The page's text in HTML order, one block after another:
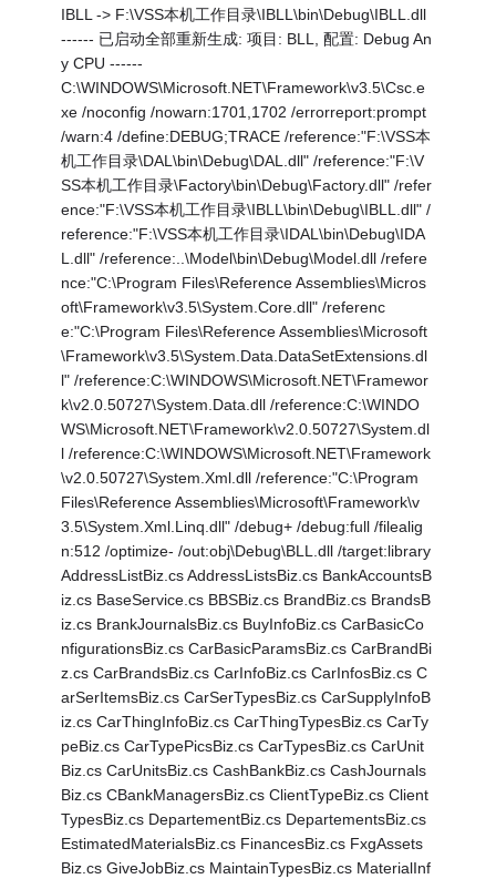
IBLL -> F:\VSS本机工作目录\IBLL\bin\Debug\IBLL.dll
------ 已启动全部重新生成: 项目: BLL, 配置: Debug An
y CPU ------
C:\WINDOWS\Microsoft.NET\Framework\v3.5\Csc.e
xe /noconfig /nowarn:1701,1702 /errorreport:prompt
/warn:4 /define:DEBUG;TRACE /reference:"F:\VSS本
机工作目录\DAL\bin\Debug\DAL.dll" /reference:"F:\V
SS本机工作目录\Factory\bin\Debug\Factory.dll" /refer
ence:"F:\VSS本机工作目录\IBLL\bin\Debug\IBLL.dll" /
reference:"F:\VSS本机工作目录\IDAL\bin\Debug\IDA
L.dll" /reference:..\Model\bin\Debug\Model.dll /refere
nce:"C:\Program Files\Reference Assemblies\Micros
oft\Framework\v3.5\System.Core.dll" /referenc
e:"C:\Program Files\Reference Assemblies\Microsoft
\Framework\v3.5\System.Data.DataSetExtensions.dl
l" /reference:C:\WINDOWS\Microsoft.NET\Framewor
k\v2.0.50727\System.Data.dll /reference:C:\WINDO
WS\Microsoft.NET\Framework\v2.0.50727\System.dl
l /reference:C:\WINDOWS\Microsoft.NET\Framework
\v2.0.50727\System.Xml.dll /reference:"C:\Program
Files\Reference Assemblies\Microsoft\Framework\v
3.5\System.Xml.Linq.dll" /debug+ /debug:full /filealig
n:512 /optimize- /out:obj\Debug\BLL.dll /target:library
AddressListBiz.cs AddressListsBiz.cs BankAccountsB
iz.cs BaseService.cs BBSBiz.cs BrandBiz.cs BrandsB
iz.cs BrankJournalsBiz.cs BuyInfoBiz.cs CarBasicCo
nfigurationsBiz.cs CarBasicParamsBiz.cs CarBrandBi
z.cs CarBrandsBiz.cs CarInfoBiz.cs CarInfosBiz.cs C
arSerItemsBiz.cs CarSerTypesBiz.cs CarSupplyInfoB
iz.cs CarThingInfoBiz.cs CarThingTypesBiz.cs CarTy
peBiz.cs CarTypePicsBiz.cs CarTypesBiz.cs CarUnit
Biz.cs CarUnitsBiz.cs CashBankBiz.cs CashJournals
Biz.cs CBankManagersBiz.cs ClientTypeBiz.cs Client
TypesBiz.cs DepartementBiz.cs DepartementsBiz.cs
EstimatedMaterialsBiz.cs FinancesBiz.cs FxgAssets
Biz.cs GiveJobBiz.cs MaintainTypesBiz.cs MaterialInf